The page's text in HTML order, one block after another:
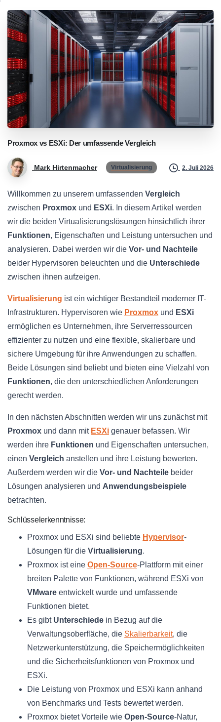
Proxmox vs ESXi: Der umfassende Vergleich
Mark Hirtenmacher Virtualisierung 2. Juli 2026
Willkommen zu unserem umfassenden Vergleich
zwischen Proxmox und ESXi. In diesem Artikel werden
wir die beiden Virtualisierungslösungen hinsichtlich ihrer
Funktionen, Eigenschaften und Leistung untersuchen und
analysieren. Dabei werden wir die Vor- und Nachteile
beider Hypervisoren beleuchten und die Unterschiede
zwischen ihnen aufzeigen.
Virtualisierung ist ein wichtiger Bestandteil moderner IT-
Infrastrukturen. Hypervisoren wie Proxmox und ESXi
ermöglichen es Unternehmen, ihre Serverressourcen
effizienter zu nutzen und eine flexible, skalierbare und
sichere Umgebung für ihre Anwendungen zu schaffen.
Beide Lösungen sind beliebt und bieten eine Vielzahl von
Funktionen, die den unterschiedlichen Anforderungen
gerecht werden.
In den nächsten Abschnitten werden wir uns zunächst mit
Proxmox und dann mit ESXi genauer befassen. Wir
werden ihre Funktionen und Eigenschaften untersuchen,
einen Vergleich anstellen und ihre Leistung bewerten.
Außerdem werden wir die Vor- und Nachteile beider
Lösungen analysieren und Anwendungsbeispiele
betrachten.
Schlüsselerkenntnisse:
Proxmox und ESXi sind beliebte Hypervisor-
Lösungen für die Virtualisierung.
Proxmox ist eine Open-Source-Plattform mit einer
breiten Palette von Funktionen, während ESXi von
VMware entwickelt wurde und umfassende
Funktionen bietet.
Es gibt Unterschiede in Bezug auf die
Verwaltungsoberfläche, die Skalierbarkeit, die
Netzwerkunterstützung, die Speichermöglichkeiten
und die Sicherheitsfunktionen von Proxmox und
ESXi.
Die Leistung von Proxmox und ESXi kann anhand
von Benchmarks und Tests bewertet werden.
Proxmox bietet Vorteile wie Open-Source-Natur,